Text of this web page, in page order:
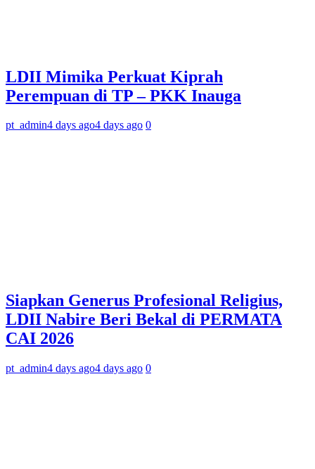
LDII Mimika Perkuat Kiprah
Perempuan di TP – PKK Inauga
pt_admin4 days ago4 days ago 0
Siapkan Generus Profesional Religius,
LDII Nabire Beri Bekal di PERMATA
CAI 2026
pt_admin4 days ago4 days ago 0